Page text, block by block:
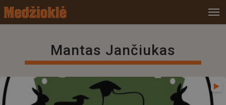
Mantas Jančiukas